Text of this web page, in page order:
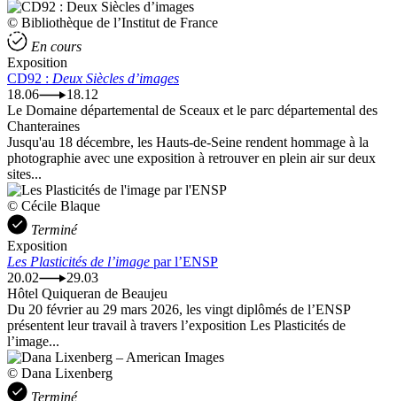
© Bibliothèque de l’Institut de France
En cours
Exposition
CD92 : Deux Siècles d’images
18.06
18.12
Le Domaine départemental de Sceaux et le parc départemental des
Chanteraines
Jusqu'au 18 décembre, les Hauts-de-Seine rendent hommage à la
photographie avec une exposition à retrouver en plein air sur deux
sites...
© Cécile Blaque
Terminé
Exposition
Les Plasticités de l’image par l’ENSP
20.02
29.03
Hôtel Quiqueran de Beaujeu
Du 20 février au 29 mars 2026, les vingt diplômés de l’ENSP
présentent leur travail à travers l’exposition Les Plasticités de
l’image...
© Dana Lixenberg
Terminé